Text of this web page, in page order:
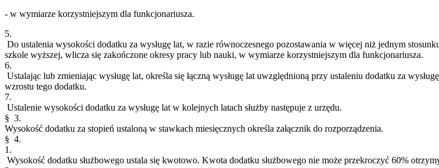
- w wymiarze korzystniejszym dla funkcjonariusza.
5.
Do ustalenia wysokości dodatku za wysługę lat, w razie równoczesnego pozostawania w więcej niż jednym
szkole wyższej, wlicza się zakończone okresy pracy lub nauki, w wymiarze korzystniejszym dla funkcjonariusza.
6.
Ustalając lub zmieniając wysługę lat, określa się łączną wysługę lat uwzględnioną przy ustaleniu dodatku za
wzrostu tego dodatku.
7.
Ustalenie wysokości dodatku za wysługę lat w kolejnych latach służby następuje z urzędu.
§ 3.
Wysokość dodatku za stopień ustaloną w stawkach miesięcznych określa załącznik do rozporządzenia.
§ 4.
1.
Wysokość dodatku służbowego ustala się kwotowo. Kwota dodatku służbowego nie może przekroczyć 60%